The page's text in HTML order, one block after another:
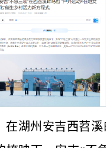
在湖州安吉西苕